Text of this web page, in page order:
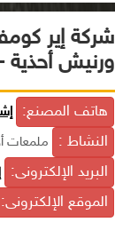
شركة إير
ورنيش
هاتف المصنع:
النشاط : ملمعات
البريد الإلكترونى:
الموقع الإلكترونى: